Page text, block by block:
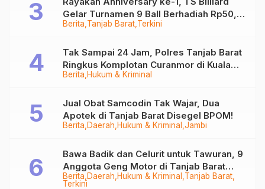
Berita Tanjab Barat Terkini
Gelar Turnamen 9 Ball Berhadiah Rp50,8
Juta
Berita Hukum & Kriminal
Tak Sampai 24 Jam, Polres Tanjab Barat
Ringkus Komplotan Curanmor di Kuala
Tungkal
Berita Daerah Hukum & Kriminal Jambi
Jual Obat Samcodin Tak Wajar, Dua
Apotek di Tanjab Barat Disegel BPOM!
Berita Daerah Hukum & Kriminal Tanjab Barat
Terkini
Bawa Badik dan Celurit untuk Tawuran, 9
Anggota Geng Motor di Tanjab Barat
Diringkus